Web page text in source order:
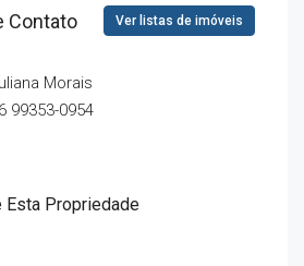
Contato Ver listas de imóveis
Morais
99353-0954
Esta Propriedade